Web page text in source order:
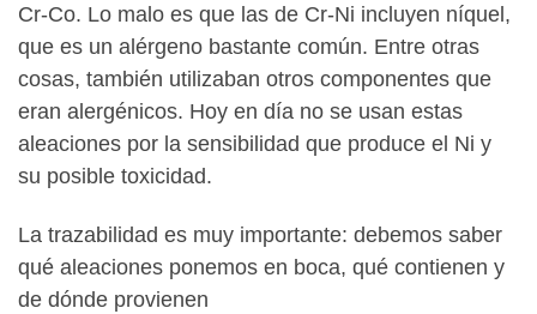
Cr-Co. Lo malo es que las de Cr-Ni incluyen níquel,
que es un alérgeno bastante común. Entre otras
cosas, también utilizaban otros componentes que
eran alergénicos. Hoy en día no se usan estas
aleaciones por la sensibilidad que produce el Ni y
su posible toxicidad.
La trazabilidad es muy importante: debemos saber
qué aleaciones ponemos en boca, qué contienen y
de dónde provienen